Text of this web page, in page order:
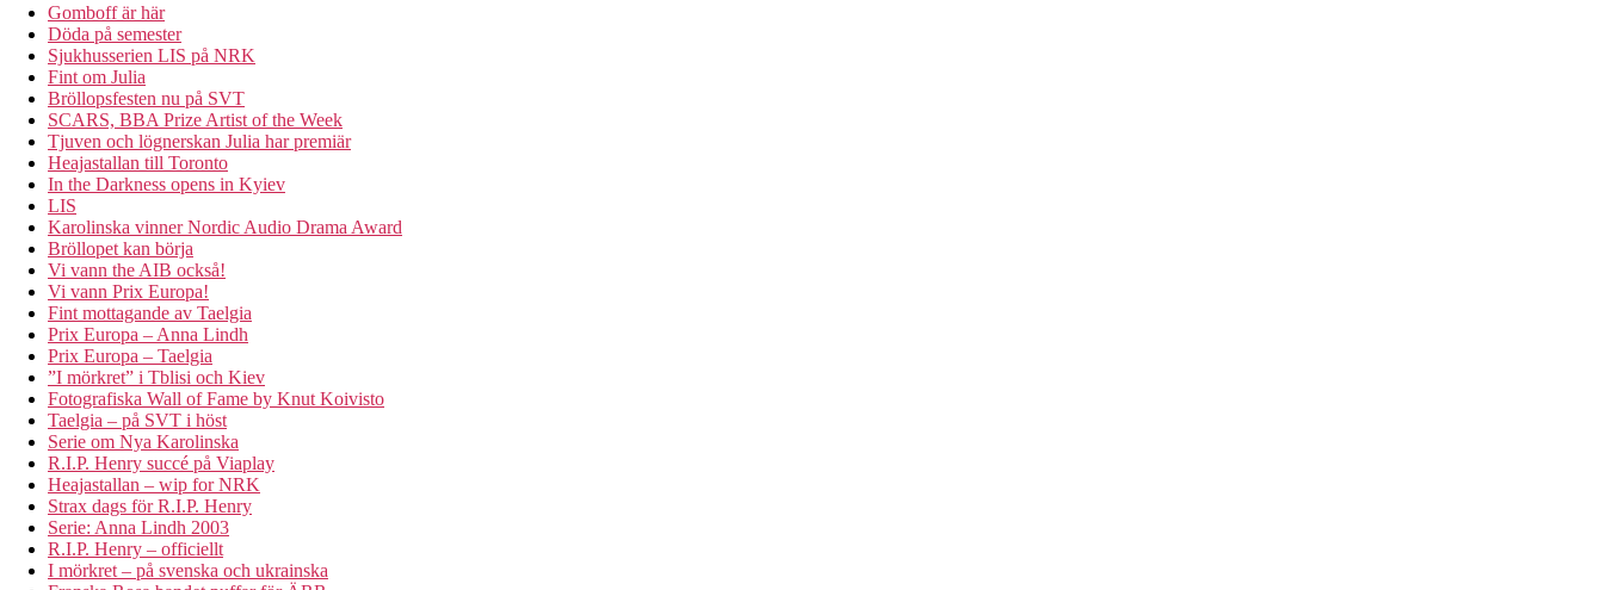
Gomboff är här
Döda på semester
Sjukhusserien LIS på NRK
Fint om Julia
Bröllopsfesten nu på SVT
SCARS, BBA Prize Artist of the Week
Tjuven och lögnerskan Julia har premiär
Heajastallan till Toronto
In the Darkness opens in Kyiev
LIS
Karolinska vinner Nordic Audio Drama Award
Bröllopet kan börja
Vi vann the AIB också!
Vi vann Prix Europa!
Fint mottagande av Taelgia
Prix Europa – Anna Lindh
Prix Europa – Taelgia
”I mörkret” i Tblisi och Kiev
Fotografiska Wall of Fame by Knut Koivisto
Taelgia – på SVT i höst
Serie om Nya Karolinska
R.I.P. Henry succé på Viaplay
Heajastallan – wip for NRK
Strax dags för R.I.P. Henry
Serie: Anna Lindh 2003
R.I.P. Henry – officiellt
I mörkret – på svenska och ukrainska